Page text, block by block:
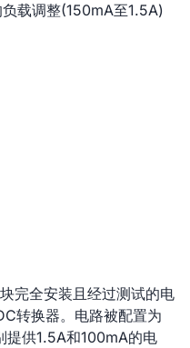
载调整(150mA至1.5A)
完全安装且经过测试的电
转换器。电路被配置为
提供1.5A和100mA的电